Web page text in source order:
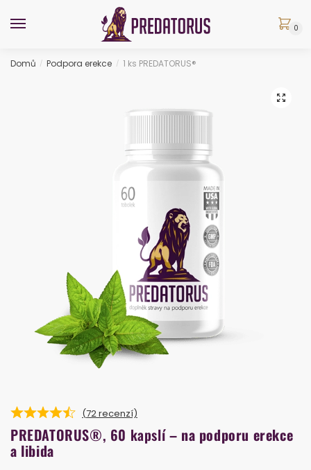
to
to
0
Domů / Podpora erekce / 1 ks PREDATORUS®
🔍
PREDATORUS®, 60 kapslí– na podporu erekce
a libida
(72recenzí)